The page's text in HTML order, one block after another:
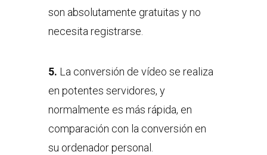
son absolutamente gratuitas y no
necesita registrarse.
5. La conversión de vídeo se realiza
en potentes servidores, y
normalmente es más rápida, en
comparación con la conversión en
su ordenador personal.